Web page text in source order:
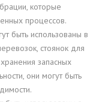
которые
процессов.
быть использованы в
стоянок для
запасных
они могут быть